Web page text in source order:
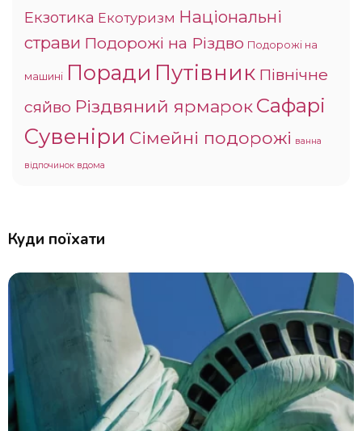
Екзотика Екотуризм Національні
страви Подорожі на Різдво Подорожі на
машині Поради Путівник Північне
сяйво Різдвяний ярмарокСафарі
Сувеніри Сімейні подорожі ванна
відпочинок вдома
Куди поїхати